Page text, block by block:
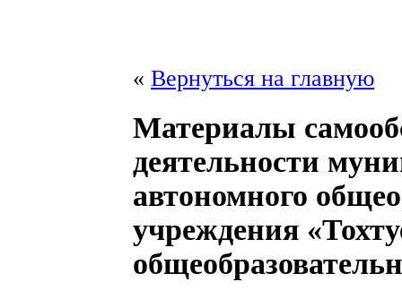
« Вернуться на главную
Материалы
деятельности
автономного
учреждения